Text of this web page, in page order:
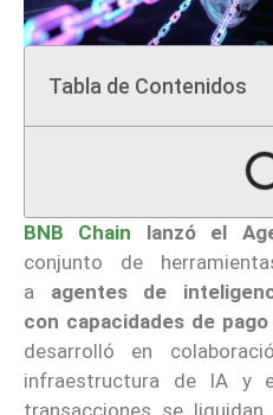
Tabla de Contenidos
BNB Chain lanzó el
conjunto de
a agentes de
con capacidades de
desarrolló en
infraestructura de IA y
transacciones se